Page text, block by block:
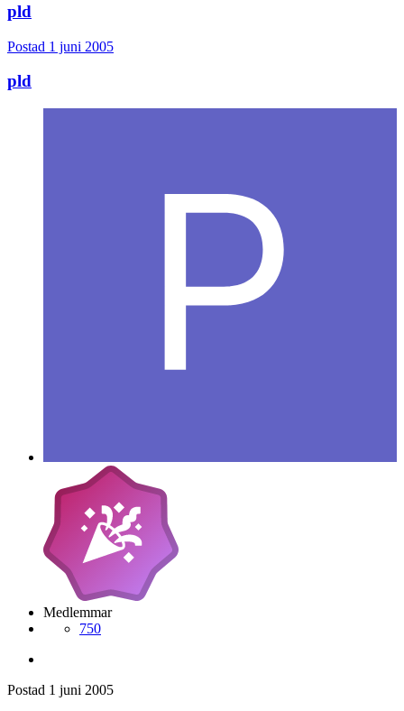
pld
Postad 1 juni 2005
pld
Medlemmar
750
Postad 1 juni 2005